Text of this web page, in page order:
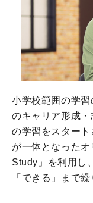
小学校範囲の学
のキャリア形成
の学習をスター
が一体となった
Study」を利用し、
「できる」まで